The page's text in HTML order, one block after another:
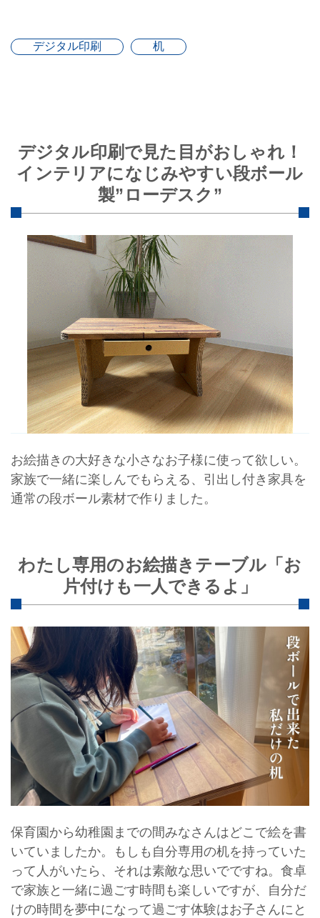
デジタル印刷 机
デジタル印刷で見た目がおしゃれ！
インテリアになじみやすい段ボール
製”ローデスク”
お絵描きの大好きな小さなお子様に使って欲しい。
家族で一緒に楽しんでもらえる、引出し付き家具を
通常の段ボール素材で作りました。
わたし専用のお絵描きテーブル「お
片付けも一人できるよ」
保育園から幼稚園までの間みなさんはどこで絵を書
いていましたか。もしも自分専用の机を持っていた
って人がいたら、それは素敵な思いでですね。食卓
で家族と一緒に過ごす時間も楽しいですが、自分だ
けの時間を夢中になって過ごす体験はお子さんにと